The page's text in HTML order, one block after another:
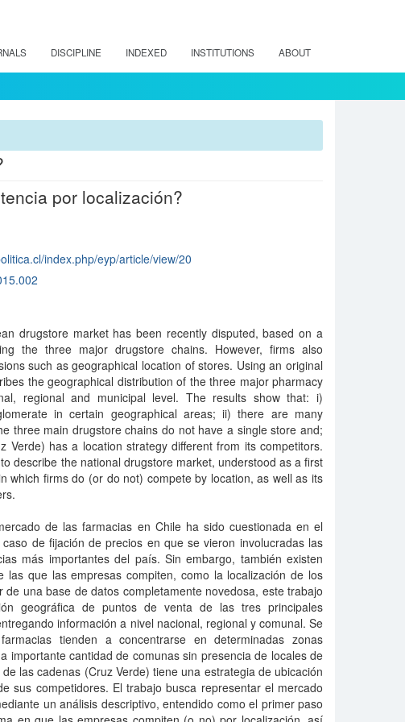
DISCIPLINE INDEXED INSTITUTIONS ABOUT
por localización?
index.php/eyp/article/view/20
drugstore market has been recently disputed, based on a
the three major drugstore chains. However, firms also
such as geographical location of stores. Using an original
the geographical distribution of the three major pharmacy
regional and municipal level. The results show that: i)
in certain geographical areas; ii) there are many
three main drugstore chains do not have a single store and;
Verde) has a location strategy different from its competitors.
describe the national drugstore market, understood as a first
which firms do (or do not) compete by location, as well as its
de las farmacias en Chile ha sido cuestionada en el
de fijación de precios en que se vieron involucradas las
más importantes del país. Sin embargo, también existen
las que las empresas compiten, como la localización de los
de una base de datos completamente novedosa, este trabajo
geográfica de puntos de venta de las tres principales
información a nivel nacional, regional y comunal. Se
tienden a concentrarse en determinadas zonas
importante cantidad de comunas sin presencia de locales de
las cadenas (Cruz Verde) tiene una estrategia de ubicación
sus competidores. El trabajo busca representar el mercado
un análisis descriptivo, entendido como el primer paso